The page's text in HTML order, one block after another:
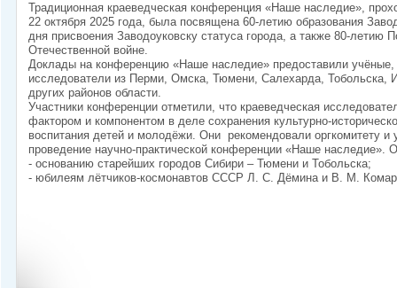
Традиционная краеведческая конференция «Наше наследие»,
22 октября 2025 года, была посвящена 60-летию образования
дня присвоения Заводоуковску статуса города, а также 80-летию
Отечественной войне.
Доклады на конференцию «Наше наследие» предоставили учёные,
исследователи из Перми, Омска, Тюмени, Салехарда, Тобольска,
других районов области.
Участники конференции отметили, что краеведческая
фактором и компонентом в деле сохранения культурно-
воспитания детей и молодёжи. Они рекомендовали оргкомитету и
проведение научно-практической конференции «Наше
- основанию старейших городов Сибири – Тюмени и Тобольска;
- юбилеям лётчиков-космонавтов СССР Л. С. Дёмина и В. М.